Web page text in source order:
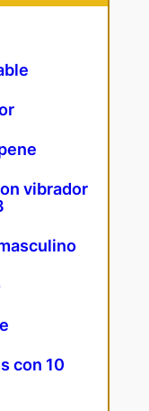
vibrador
con 10